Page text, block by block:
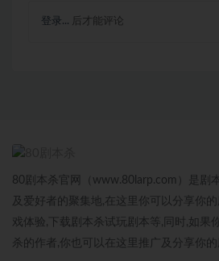
登录... 后才能评论
80剧本杀官网（www.80larp.com）是剧
及爱好者的聚集地,在这里你可以分享你的
戏体验,下载剧本杀试玩剧本等,同时,如果
杀的作者,你也可以在这里推广及分享你的